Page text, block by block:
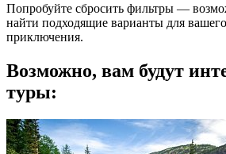
Попробуйте сбросить фильтры —
найти подходящие варианты для
приключения.
Возможно, вам будут
туры: